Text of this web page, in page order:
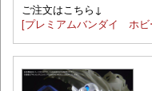
ご注文はこちら↓
[プレミアムバンダイ ホビ